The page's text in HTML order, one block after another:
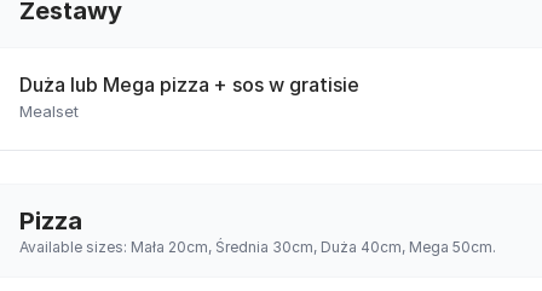
Zestawy
Duża lub Mega pizza + sos w gratisie
Mealset
Pizza
Available sizes: Mała 20cm, Średnia 30cm, Duża 40cm, Mega 50cm.